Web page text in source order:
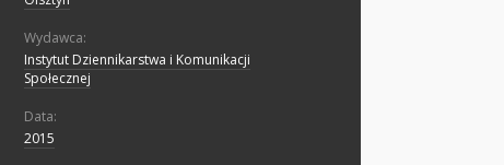
Wydawca:
Instytut Dziennikarstwa i Komunikacji
Społecznej
Data:
2015